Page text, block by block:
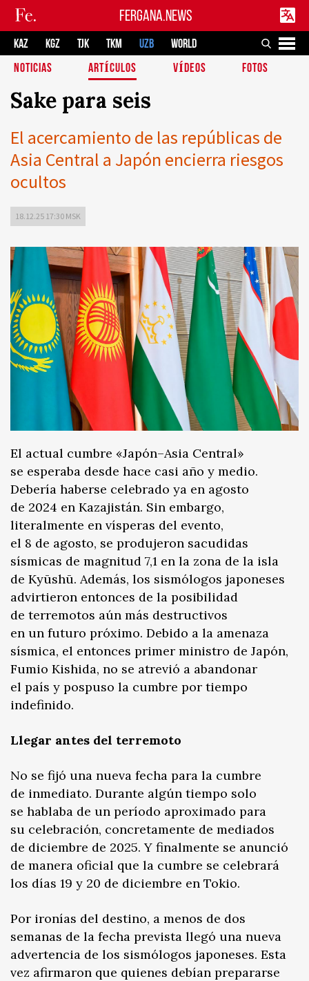
FERGANA.NEWS
KAZ KGZ TJK TKM UZB
WORLD
NOTICIAS
ARTÍCULOS VÍDEOS FOTOS
Sake para seis
El acercamiento de las repúblicas de
Asia Central a Japón encierra riesgos
ocultos
18.12.25 17:30 MSK
El actual cumbre «Japón–Asia Central»
se esperaba desde hace casi año y medio.
Debería haberse celebrado ya en agosto
de 2024 en Kazajistán. Sin embargo,
literalmente en vísperas del evento,
el 8 de agosto, se produjeron sacudidas
sísmicas de magnitud 7,1 en la zona de la isla
de Kyūshū. Además, los sismólogos japoneses
advirtieron entonces de la posibilidad
de terremotos aún más destructivos
en un futuro próximo. Debido a la amenaza
sísmica, el entonces primer ministro de Japón,
Fumio Kishida, no se atrevió a abandonar
el país y pospuso la cumbre por tiempo
indefinido.
Llegar antes del terremoto
No se fijó una nueva fecha para la cumbre
de inmediato. Durante algún tiempo solo
se hablaba de un período aproximado para
su celebración, concretamente de mediados
de diciembre de 2025. Y finalmente se anunció
de manera oficial que la cumbre se celebrará
los días 19 y 20 de diciembre en Tokio.
Por ironías del destino, a menos de dos
semanas de la fecha prevista llegó una nueva
advertencia de los sismólogos japoneses. Esta
vez afirmaron que quienes debían prepararse